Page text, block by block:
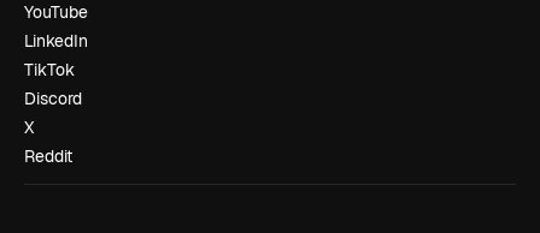
YouTube
LinkedIn
TikTok
Discord
X
Reddit